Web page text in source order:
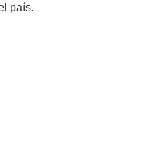
país.